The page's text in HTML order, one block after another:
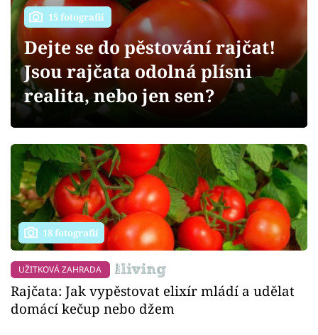
Přihlášení
Sledujte nás
15 fotografií
Dejte se do pěstování rajčat!
Jsou rajčata odolná plísni
realita, nebo jen sen?
18 fotografií
UŽITKOVÁ ZAHRADA
Rajčata: Jak vypěstovat elixír mládí a udělat
domácí kečup nebo džem